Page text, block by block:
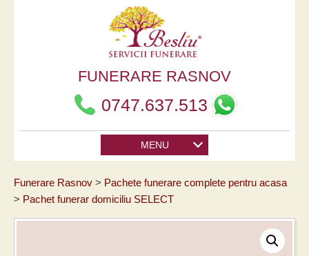
FUNERARE RASNOV
0747.637.513
MENU
Funerare Rasnov
Pachete funerare complete pentru acasa
Pachet funerar domiciliu SELECT